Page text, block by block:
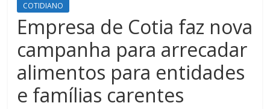
COTIDIANO
Empresa de Cotia faz nova
campanha para arrecadar
alimentos para entidades
e famílias carentes